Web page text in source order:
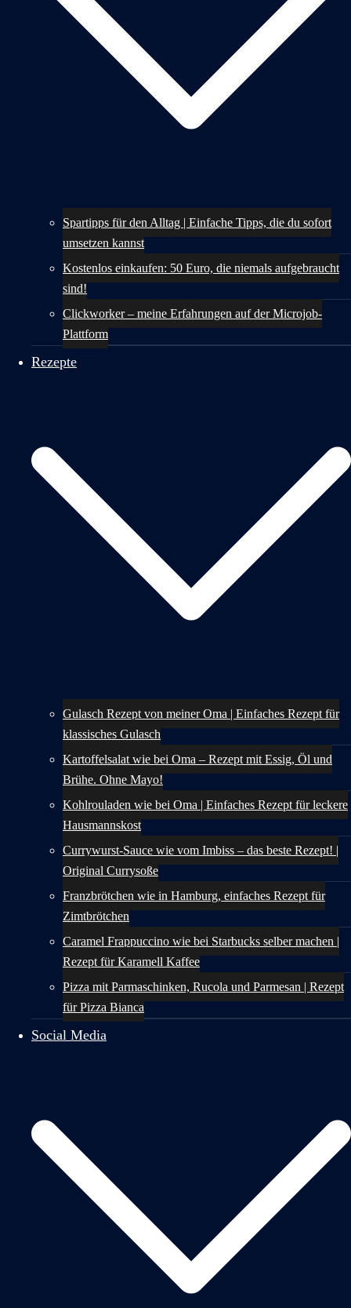
Spartipps für den Alltag | Einfache Tipps, die du sofort
umsetzen kannst
Kostenlos einkaufen: 50 Euro, die niemals aufgebraucht
sind!
Clickworker – meine Erfahrungen auf der Microjob-
Plattform
Rezepte
Gulasch Rezept von meiner Oma | Einfaches Rezept für
klassisches Gulasch
Kartoffelsalat wie bei Oma – Rezept mit Essig, Öl und
Brühe. Ohne Mayo!
Kohlrouladen wie bei Oma | Einfaches Rezept für leckere
Hausmannskost
Currywurst-Sauce wie vom Imbiss – das beste Rezept! |
Original Currysoße
Franzbrötchen wie in Hamburg, einfaches Rezept für
Zimtbrötchen
Caramel Frappuccino wie bei Starbucks selber machen |
Rezept für Karamell Kaffee
Pizza mit Parmaschinken, Rucola und Parmesan | Rezept
für Pizza Bianca
Social Media